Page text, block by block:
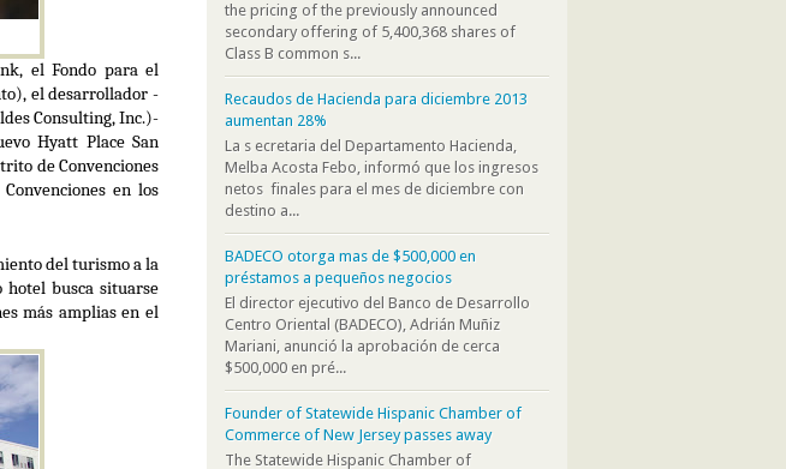
el Fondo para el
el desarrollador -
Consulting, Inc.)-
Hyatt Place San
de Convenciones
en los
del turismo a la
hotel busca situarse
más amplias en el
the pricing of the previously announced
secondary offering of 5,400,368 shares of
Class B common s...
Recaudos de Hacienda para diciembre 2013
aumentan 28%
La s ecretaria del Departamento Hacienda,
Melba Acosta Febo, informó que los ingresos
netos finales para el mes de diciembre con
destino a...
BADECO otorga mas de $500,000 en
préstamos a pequeños negocios
El director ejecutivo del Banco de Desarrollo
Centro Oriental (BADECO), Adrián Muñiz
Mariani, anunció la aprobación de cerca
$500,000 en pré...
Founder of Statewide Hispanic Chamber of
Commerce of New Jersey passes away
The Statewide Hispanic Chamber of